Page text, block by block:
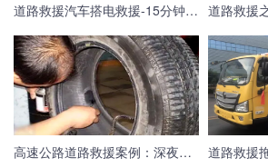
道路救援汽车搭电救援-15分钟极速完成搭电救援
高速公路道路救援案例：深夜帮助货车更换备胎